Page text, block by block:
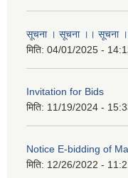
सूचना । सूचना ।। सूचना
मिति: 04/01/2025 -
Invitation for Bids
मिति: 11/19/2024 -
Notice E-bidding of
मिति: 12/26/2022 -